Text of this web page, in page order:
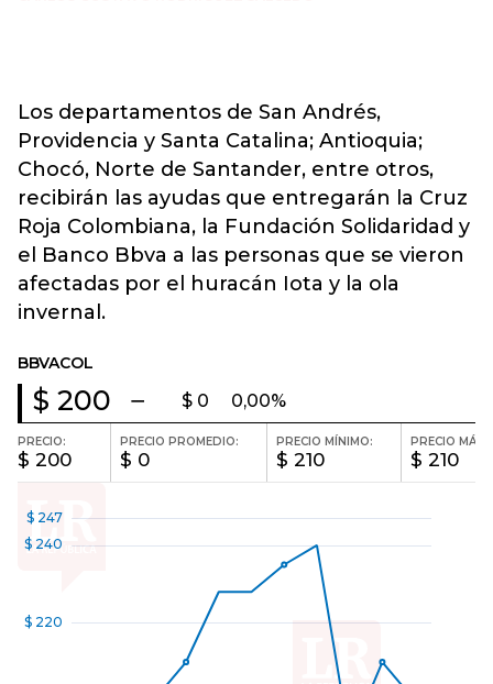
Los departamentos de San Andrés,
Providencia y Santa Catalina; Antioquia;
Chocó, Norte de Santander, entre otros,
recibirán las ayudas que entregarán la Cruz
Roja Colombiana, la Fundación Solidaridad y
el Banco Bbva a las personas que se vieron
afectadas por el huracán Iota y la ola
invernal.